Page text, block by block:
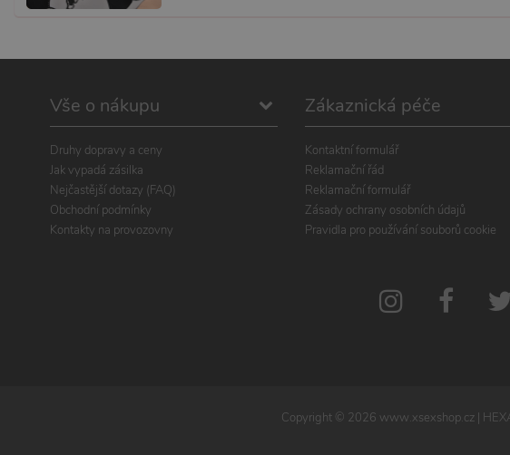
Vše o nákupu
Druhy dopravy a ceny
Jak vypadá zásilka
Nejčastější dotazy (FAQ)
Obchodní podmínky
Kontakty na provozovny
Zákaznická péče
Kontaktní formulář
Reklamační řád
Reklamační formulář
Zásady ochrany osobních údajů
Pravidla pro používání souborů cookie
Copyright © 2026 www.xsexshop.cz|